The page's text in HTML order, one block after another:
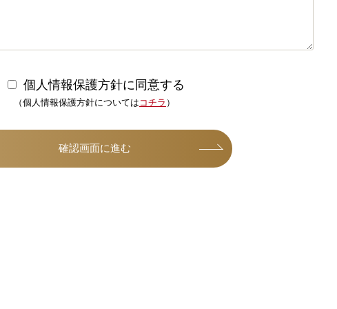
個人情報保護方針に同意する
（個人情報保護方針については コチラ ）
確認画面に進む